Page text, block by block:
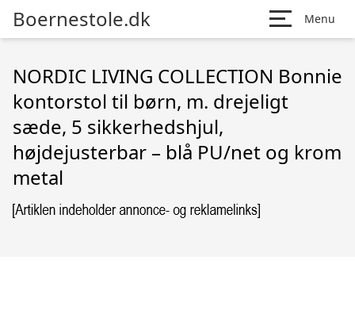
Boernestole.dk Menu
NORDIC LIVING COLLECTION Bonnie
kontorstol til børn, m. drejeligt
sæde, 5 sikkerhedshjul,
højdejusterbar – blå PU/net og krom
metal